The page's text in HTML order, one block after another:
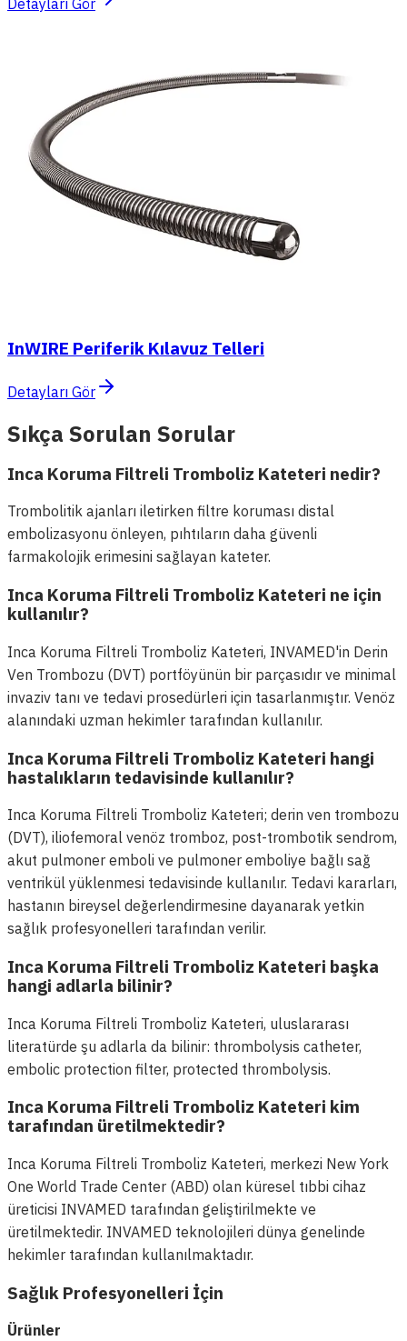
Detayları Gör
InWIRE Periferik Kılavuz Telleri
Detayları Gör
Sıkça Sorulan Sorular
Inca Koruma Filtreli Tromboliz Kateteri nedir?
Trombolitik ajanları iletirken filtre koruması distal
embolizasyonu önleyen, pıhtıların daha güvenli
farmakolojik erimesini sağlayan kateter.
Inca Koruma Filtreli Tromboliz Kateteri ne için
kullanılır?
Inca Koruma Filtreli Tromboliz Kateteri, INVAMED'in Derin
Ven Trombozu (DVT) portföyünün bir parçasıdır ve minimal
invaziv tanı ve tedavi prosedürleri için tasarlanmıştır. Venöz
alanındaki uzman hekimler tarafından kullanılır.
Inca Koruma Filtreli Tromboliz Kateteri hangi
hastalıkların tedavisinde kullanılır?
Inca Koruma Filtreli Tromboliz Kateteri; derin ven trombozu
(DVT), iliofemoral venöz tromboz, post-trombotik sendrom,
akut pulmoner emboli ve pulmoner emboliye bağlı sağ
ventrikül yüklenmesi tedavisinde kullanılır. Tedavi kararları,
hastanın bireysel değerlendirmesine dayanarak yetkin
sağlık profesyonelleri tarafından verilir.
Inca Koruma Filtreli Tromboliz Kateteri başka
hangi adlarla bilinir?
Inca Koruma Filtreli Tromboliz Kateteri, uluslararası
literatürde şu adlarla da bilinir: thrombolysis catheter,
embolic protection filter, protected thrombolysis.
Inca Koruma Filtreli Tromboliz Kateteri kim
tarafından üretilmektedir?
Inca Koruma Filtreli Tromboliz Kateteri, merkezi New York
One World Trade Center (ABD) olan küresel tıbbi cihaz
üreticisi INVAMED tarafından geliştirilmekte ve
üretilmektedir. INVAMED teknolojileri dünya genelinde
hekimler tarafından kullanılmaktadır.
Sağlık Profesyonelleri İçin
Ürünler